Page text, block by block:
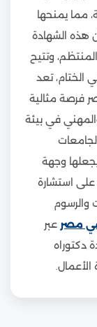
مما يمنحها
هذه الشهادة
وتتيح
تعد
فرصة مثالية
في بيئة
يجعلها وجهة
استشارة
والرسوم
مصر عبر
دكتوراه